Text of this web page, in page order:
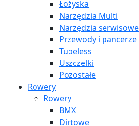
Łożyska
Narzędzia Multi
Narzędzia serwisowe
Przewody i pancerze
Tubeless
Uszczelki
Pozostałe
Rowery
Rowery
BMX
Dirtowe